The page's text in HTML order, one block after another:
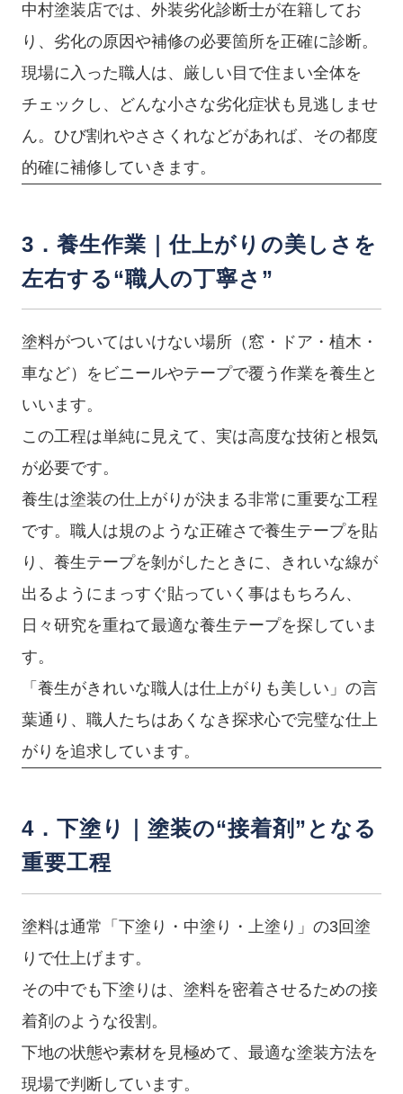
中村塗装店では、外装劣化診断士が在籍してお
り、劣化の原因や補修の必要箇所を正確に診断。
現場に入った職人は、厳しい目で住まい全体を
チェックし、どんな小さな劣化症状も見逃しませ
ん。ひび割れやささくれなどがあれば、その都度
的確に補修していきます。
3．養生作業｜仕上がりの美しさを
左右する“職人の丁寧さ”
塗料がついてはいけない場所（窓・ドア・植木・
車など）をビニールやテープで覆う作業を養生と
いいます。
この工程は単純に見えて、実は高度な技術と根気
が必要です。
養生は塗装の仕上がりが決まる非常に重要な工程
です。職人は規のような正確さで養生テープを貼
り、養生テープを剝がしたときに、きれいな線が
出るようにまっすぐ貼っていく事はもちろん、
日々研究を重ねて最適な養生テープを探していま
す。
「養生がきれいな職人は仕上がりも美しい」の言
葉通り、職人たちはあくなき探求心で完璧な仕上
がりを追求しています。
4．下塗り｜塗装の“接着剤”となる
重要工程
塗料は通常「下塗り・中塗り・上塗り」の3回塗
りで仕上げます。
その中でも下塗りは、塗料を密着させるための接
着剤のような役割。
下地の状態や素材を見極めて、最適な塗装方法を
現場で判断しています。